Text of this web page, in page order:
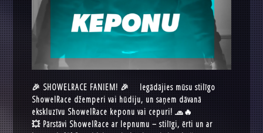
🎉 SHOWELRACE FANIEM! 🎉 Iegādājies mūsu stilīgo
ShowelRace džemperi vai hūdiju, un saņem dāvanā
ekskluzīvu ShowelRace keponu vai cepuri! 🧢🔥
💥 Pārstāvi ShowelRace ar lepnumu – stilīgi, ērti un ar